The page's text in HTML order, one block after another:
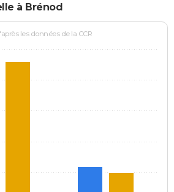
à Brénod
les données de la CCR